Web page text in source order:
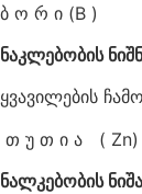
ბ ო რ ი (B )
ნაკლებობის
ყვავილების
თ უ თ ი ა ( Zn)
ნალკებობის